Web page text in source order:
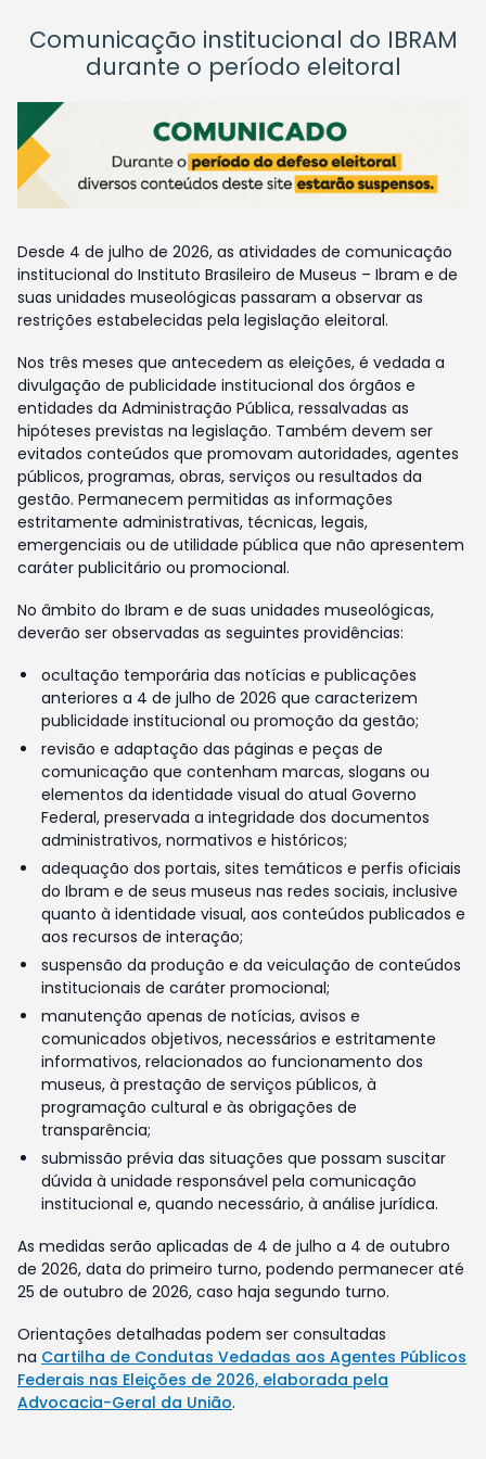
Comunicação institucional do IBRAM
durante o período eleitoral
Desde 4 de julho de 2026, as atividades de comunicação
institucional do Instituto Brasileiro de Museus – Ibram e de
suas unidades museológicas passaram a observar as
restrições estabelecidas pela legislação eleitoral.
Nos três meses que antecedem as eleições, é vedada a
divulgação de publicidade institucional dos órgãos e
entidades da Administração Pública, ressalvadas as
hipóteses previstas na legislação. Também devem ser
evitados conteúdos que promovam autoridades, agentes
públicos, programas, obras, serviços ou resultados da
gestão. Permanecem permitidas as informações
estritamente administrativas, técnicas, legais,
emergenciais ou de utilidade pública que não apresentem
caráter publicitário ou promocional.
No âmbito do Ibram e de suas unidades museológicas,
deverão ser observadas as seguintes providências:
ocultação temporária das notícias e publicações
anteriores a 4 de julho de 2026 que caracterizem
publicidade institucional ou promoção da gestão;
revisão e adaptação das páginas e peças de
comunicação que contenham marcas, slogans ou
elementos da identidade visual do atual Governo
Federal, preservada a integridade dos documentos
administrativos, normativos e históricos;
adequação dos portais, sites temáticos e perfis oficiais
do Ibram e de seus museus nas redes sociais, inclusive
quanto à identidade visual, aos conteúdos publicados e
aos recursos de interação;
suspensão da produção e da veiculação de conteúdos
institucionais de caráter promocional;
manutenção apenas de notícias, avisos e
comunicados objetivos, necessários e estritamente
informativos, relacionados ao funcionamento dos
museus, à prestação de serviços públicos, à
programação cultural e às obrigações de
transparência;
submissão prévia das situações que possam suscitar
dúvida à unidade responsável pela comunicação
institucional e, quando necessário, à análise jurídica.
As medidas serão aplicadas de 4 de julho a 4 de outubro
de 2026, data do primeiro turno, podendo permanecer até
25 de outubro de 2026, caso haja segundo turno.
Orientações detalhadas podem ser consultadas
na Cartilha de Condutas Vedadas aos Agentes Públicos
Federais nas Eleições de 2026, elaborada pela
Advocacia-Geral da União.